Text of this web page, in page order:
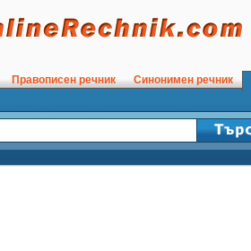
Правописен речник Синонимен речник